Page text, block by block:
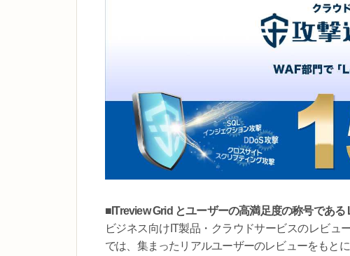
■ITreview Grid とユーザーの高満足度の称号である
ビジネス向けIT製品・クラウドサービスのレビュ
では、集まったリアルユーザーのレビューをもと